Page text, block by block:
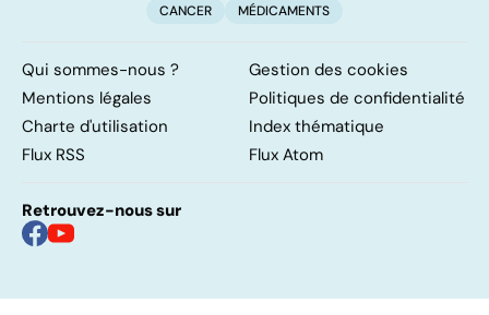
CANCER
MÉDICAMENTS
Qui sommes-nous ?
Gestion des cookies
Mentions légales
Politiques de confidentialité
Charte d'utilisation
Index thématique
Flux RSS
Flux Atom
Retrouvez-nous sur